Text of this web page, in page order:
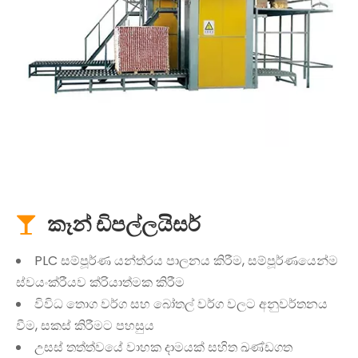
 කෑන් ඩිපල්ලයිසර්
PLC සම්පූර්ණ යන්ත්රය පාලනය කිරීම, සම්පූර්ණයෙන්ම
ස්වයංක්රීයව ක්රියාත්මක කිරීම
විවිධ තොග වර්ග සහ බෝතල් වර්ග වලට අනුවර්තනය
වීම, සකස් කිරීමට පහසුය
උසස් තත්ත්වයේ වාහක දාමයක් සහිත ඛණ්ඩගත